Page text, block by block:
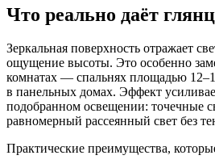
Что реально даёт
Зеркальная поверхность отражает
ощущение высоты. Это особенно
комнатах — спальнях площадью
в панельных домах. Эффект
подобранном освещении: точечные
равномерный рассеянный свет без
Практические преимущества,